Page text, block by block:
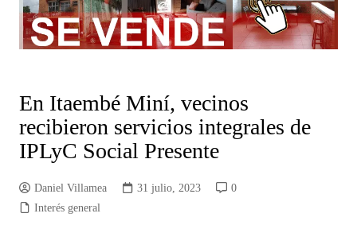
En Itaembé Miní, vecinos
recibieron servicios integrales de
IPLyC Social Presente
Daniel Villamea 31 julio, 2023
0
Interés general